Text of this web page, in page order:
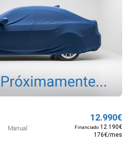
Manual
12.990€
Financiado 12.190€
176€/mes